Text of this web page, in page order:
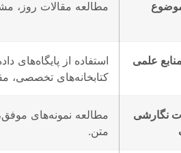
موضوع
مطالعه مقالات روز،
کتابخانه‌های تخصصی،
نگارشی
مطالعه نمونه‌های
متن.